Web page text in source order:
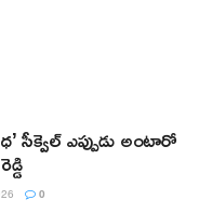
సీక్వెల్ ఎప్పుడు అంటారో
0